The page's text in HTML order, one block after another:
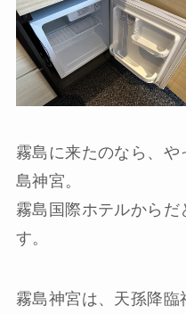
霧島に来たのなら、や
島神宮。
霧島国際ホテルからだ
す。
霧島神宮は、天孫降